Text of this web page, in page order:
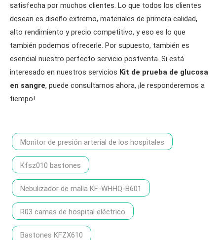
satisfecha por muchos clientes. Lo que todos los clientes
desean es diseño extremo, materiales de primera calidad,
alto rendimiento y precio competitivo, y eso es lo que
también podemos ofrecerle. Por supuesto, también es
esencial nuestro perfecto servicio postventa. Si está
interesado en nuestros servicios Kit de prueba de glucosa
en sangre, puede consultarnos ahora, ¡le responderemos a
tiempo!
Monitor de presión arterial de los hospitales
Kfsz010 bastones
Nebulizador de malla KF-WHHQ-B601
R03 camas de hospital eléctrico
Bastones KFZX610